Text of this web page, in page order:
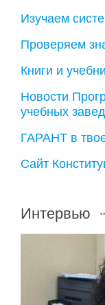
Изучаем
Проверяем
Книги и
Новости
учебных
ГАРАНТ в
Сайт
Интервью